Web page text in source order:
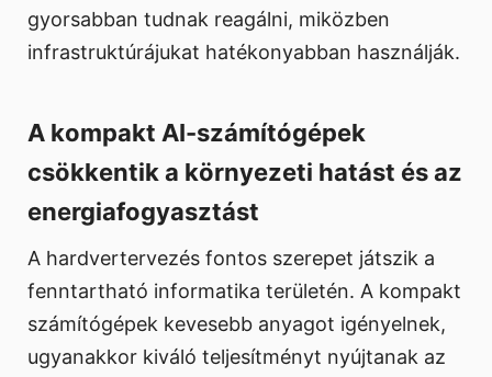
gyorsabban tudnak reagálni, miközben
infrastruktúrájukat hatékonyabban használják.
A kompakt AI-számítógépek
csökkentik a környezeti hatást és az
energiafogyasztást
A hardvertervezés fontos szerepet játszik a
fenntartható informatika területén. A kompakt
számítógépek kevesebb anyagot igényelnek,
ugyanakkor kiváló teljesítményt nyújtanak az